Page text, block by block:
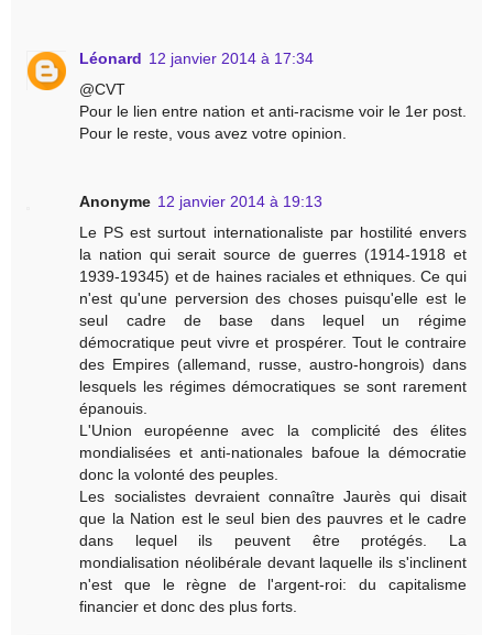
Léonard 12 janvier 2014 à 17:34
@CVT
Pour le lien entre nation et anti-racisme voir le 1er post.
Pour le reste, vous avez votre opinion.
Anonyme 12 janvier 2014 à 19:13
Le PS est surtout internationaliste par hostilité envers
la nation qui serait source de guerres (1914-1918 et
1939-19345) et de haines raciales et ethniques. Ce qui
n'est qu'une perversion des choses puisqu'elle est le
seul cadre de base dans lequel un régime
démocratique peut vivre et prospérer. Tout le contraire
des Empires (allemand, russe, austro-hongrois) dans
lesquels les régimes démocratiques se sont rarement
épanouis.
L'Union européenne avec la complicité des élites
mondialisées et anti-nationales bafoue la démocratie
donc la volonté des peuples.
Les socialistes devraient connaître Jaurès qui disait
que la Nation est le seul bien des pauvres et le cadre
dans lequel ils peuvent être protégés. La
mondialisation néolibérale devant laquelle ils s'inclinent
n'est que le règne de l'argent-roi: du capitalisme
financier et donc des plus forts.